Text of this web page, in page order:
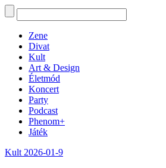
Zene
Divat
Kult
Art & Design
Életmód
Koncert
Party
Podcast
Phenom+
Játék
Kult 2026-01-9